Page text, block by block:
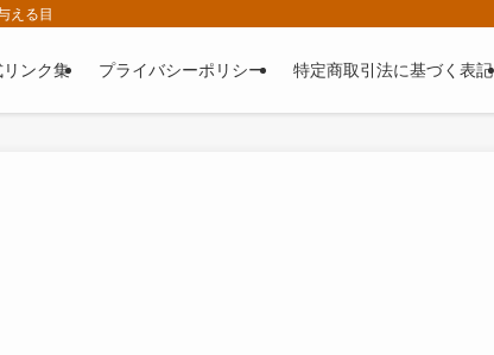
る目的で運営されているWEBサイトです。
リンク集 プライバシーポリシー 特定商取引法に基づく表記